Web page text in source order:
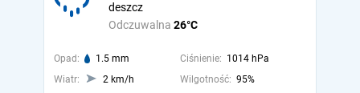
Odczuwalna 26°C
deszcz
Opad: 1.5 mm Ciśnienie: 1014 hPa
Wiatr:
2 km/h Wilgotność: 95%